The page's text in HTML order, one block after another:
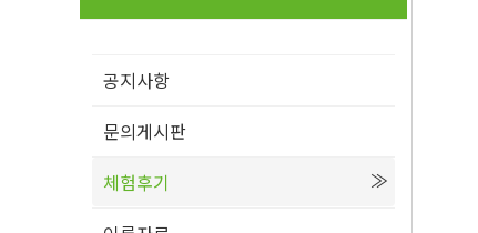
공지사항
문의게시판
체험후기